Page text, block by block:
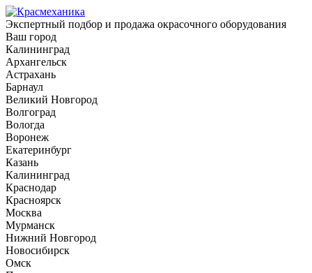
Экспертный подбор и продажа окрасочного оборудования
Ваш город
Калининград
Архангельск
Астрахань
Барнаул
Великий Новгород
Волгоград
Вологда
Воронеж
Екатеринбург
Казань
Калининград
Краснодар
Красноярск
Москва
Мурманск
Нижний Новгород
Новосибирск
Омск